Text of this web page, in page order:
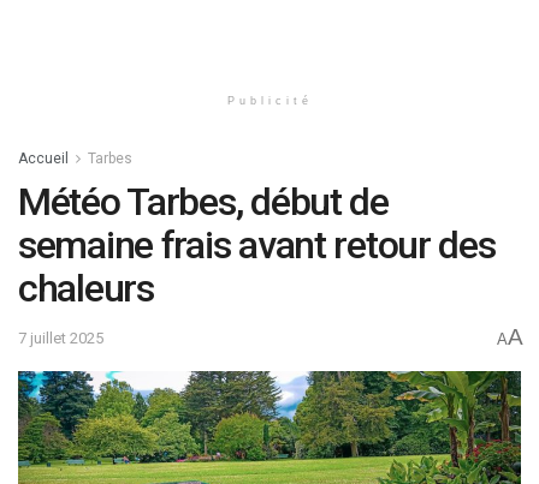
Publicité
Accueil Tarbes
Météo Tarbes, début de
semaine frais avant retour des
chaleurs
7 juillet 2025 AA